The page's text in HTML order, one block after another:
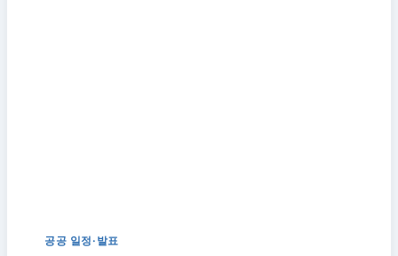
공공 일정·발표